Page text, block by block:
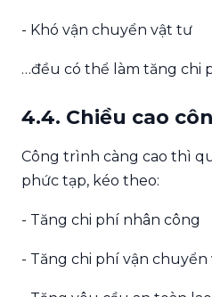
- Khó vận chuyển vật tư
…đều có thể làm tăng chi
4.4. Chiều cao
Công trình càng cao thì
phức tạp, kéo theo:
- Tăng chi phí nhân công
- Tăng chi phí vận chuyển